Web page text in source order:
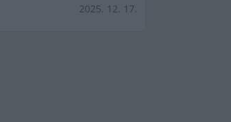
2025. 12. 17.